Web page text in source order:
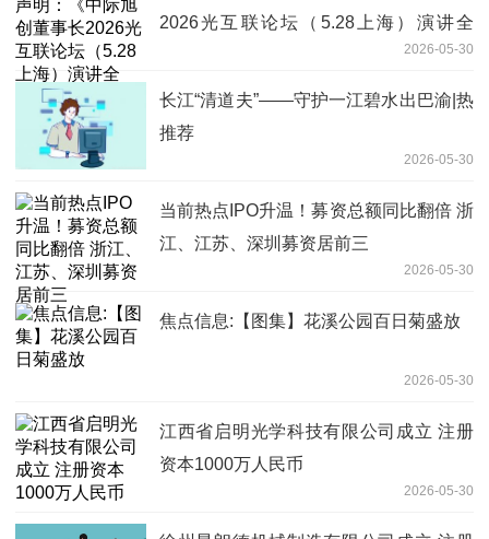
2026光互联论坛（5.28上海）演讲全
2026-05-30
长江“清道夫”——守护一江碧水出巴渝|热
推荐
2026-05-30
当前热点IPO升温！募资总额同比翻倍 浙
江、江苏、深圳募资居前三
2026-05-30
焦点信息:【图集】花溪公园百日菊盛放
2026-05-30
江西省启明光学科技有限公司成立 注册
资本1000万人民币
2026-05-30